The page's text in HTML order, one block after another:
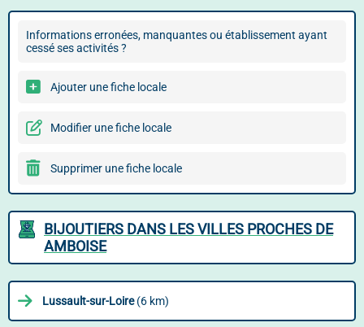
Informations erronées, manquantes ou établissement ayant
cessé ses activités ?
Ajouter une fiche locale
Modifier une fiche locale
Supprimer une fiche locale
BIJOUTIERS DANS LES VILLES PROCHES DE
AMBOISE
Lussault-sur-Loire(6 km)